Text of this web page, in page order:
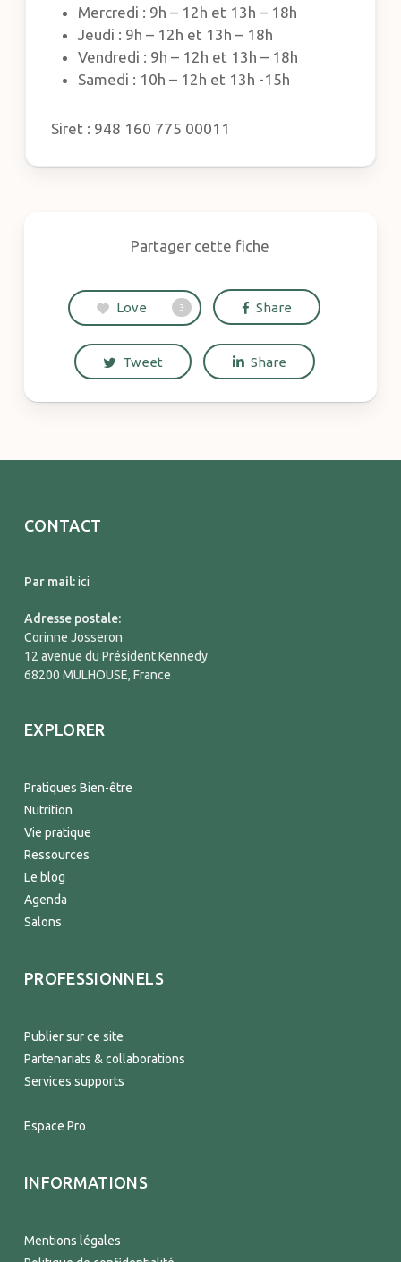
Mercredi : 9h – 12h et 13h – 18h
Jeudi : 9h – 12h et 13h – 18h
Vendredi : 9h – 12h et 13h – 18h
Samedi : 10h – 12h et 13h -15h
Siret : 948 160 775 00011
Partager cette fiche
Love 3 Share
Tweet Share
CONTACT
Par mail:ici
Adresse postale:
Corinne Josseron
12 avenue du Président Kennedy
68200 MULHOUSE, France
EXPLORER
Pratiques Bien-être
Nutrition
Vie pratique
Ressources
Le blog
Agenda
Salons
PROFESSIONNELS
Publier sur ce site
Partenariats & collaborations
Services supports
Espace Pro
INFORMATIONS
Mentions légales